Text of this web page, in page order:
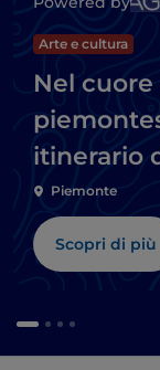
Arte e cultura
Nel
itinerario
Piemonte
Scopri di più